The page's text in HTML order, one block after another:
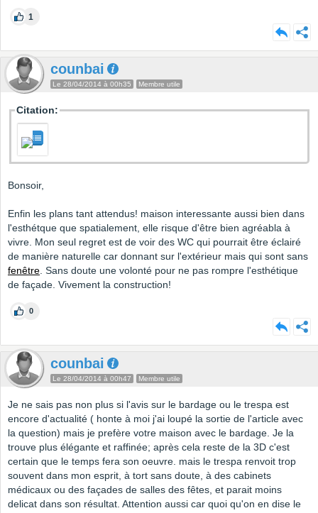
1
counbai
Le 28/04/2014 à 00h35 Membre utile
Citation:
Bonsoir,
Enfin les plans tant attendus! maison interessante aussi bien dans
l'esthétque que spatialement, elle risque d'être bien agréabla à
vivre. Mon seul regret est de voir des WC qui pourrait être éclairé
de manière naturelle car donnant sur l'extérieur mais qui sont sans
fenêtre. Sans doute une volonté pour ne pas rompre l'esthétique
de façade. Vivement la construction!
0
counbai
Le 28/04/2014 à 00h47 Membre utile
Je ne sais pas non plus si l'avis sur le bardage ou le trespa est
encore d'actualité ( honte à moi j'ai loupé la sortie de l'article avec
la question) mais je prefère votre maison avec le bardage. Je la
trouve plus élégante et raffinée; après cela reste de la 3D c'est
certain que le temps fera son oeuvre. mais le trespa renvoit trop
souvent dans mon esprit, à tort sans doute, à des cabinets
médicaux ou des façades de salles des fêtes, et parait moins
delicat dans son résultat. Attention aussi car quoi qu'on en dise le